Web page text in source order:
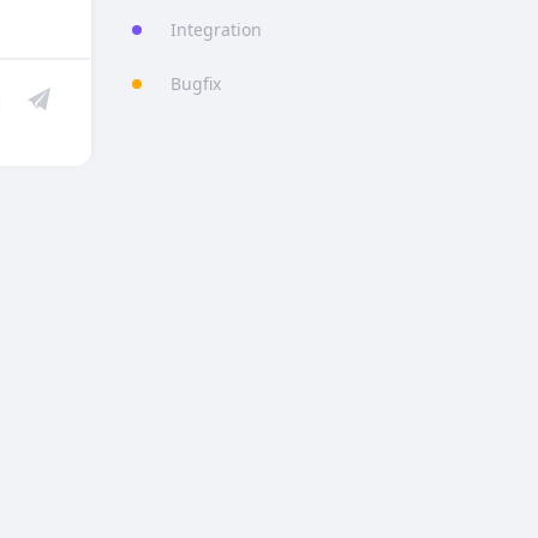
Integration
Bugfix